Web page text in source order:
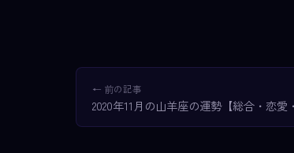
← 前の記事
2020年11月の山羊座の運勢【総合・恋愛